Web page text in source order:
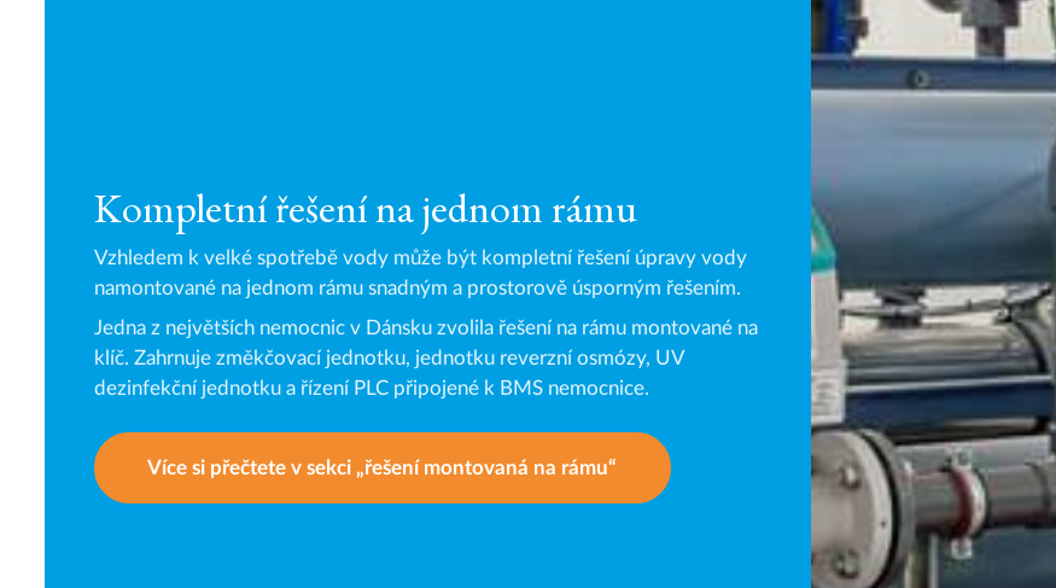
Kompletní řešení na jednom rámu
Vzhledem k velké spotřebě vody může být kompletní řešení úpravy vody
namontované na jednom rámu snadným a prostorově úsporným řešením.
Jedna z největších nemocnic v Dánsku zvolila řešení na rámu montované na
klíč. Zahrnuje změkčovací jednotku, jednotku reverzní osmózy, UV
dezinfekční jednotku a řízení PLC připojené k BMS nemocnice.
Více si přečtete v sekci „řešení montovaná na rámu“